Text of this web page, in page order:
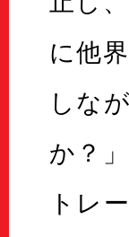
に他
しな
か？
トレ